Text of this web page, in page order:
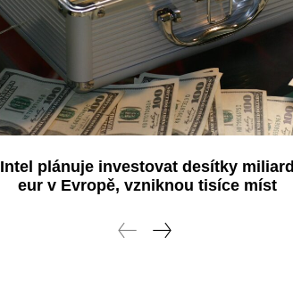
Intel plánuje investovat desítky miliard
eur v Evropě, vzniknou tisíce míst